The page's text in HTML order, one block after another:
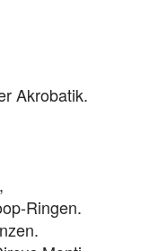
Akrobatik.
Ringen.